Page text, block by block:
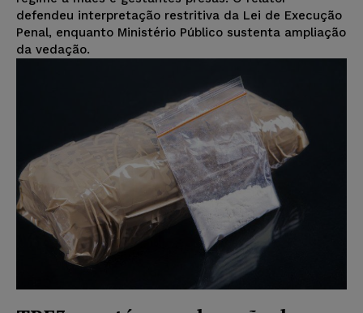
defendeu interpretação restritiva da Lei de Execução
Penal, enquanto Ministério Público sustenta ampliação
da vedação.